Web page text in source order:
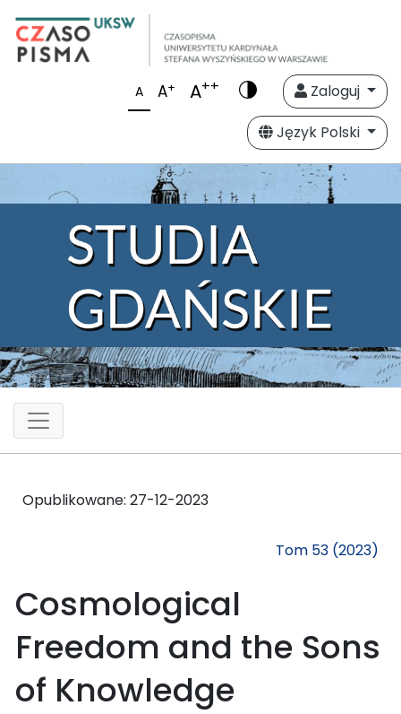
A A+ A++
Zaloguj
Język Polski
Opublikowane: 27-12-2023
Tom 53 (2023)
Cosmological
Freedom and the Sons
of Knowledge